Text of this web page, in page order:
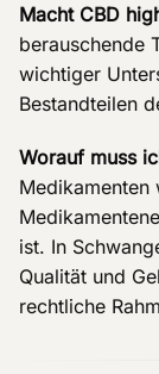
Macht CBD
berauschende
wichtiger
Bestandteilen
Worauf muss
Medikamenten
ist. In
Qualität und
rechtliche